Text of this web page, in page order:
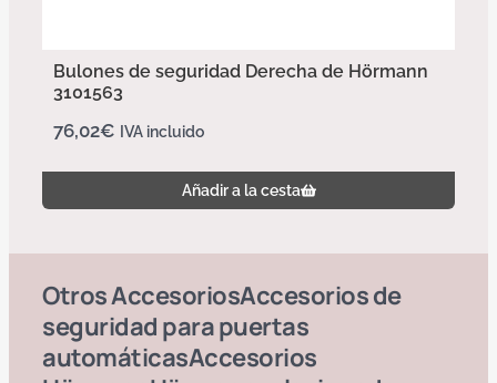
Bulones de seguridad Derecha de Hörmann
3101563
76,02€ IVA incluido
Añadir a la cesta
OtrosAccesoriosAccesorios de
seguridad para puertas
automáticasAccesorios